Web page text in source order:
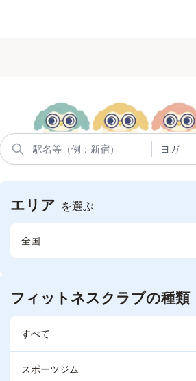
エリア を選ぶ
全国
フィットネスクラブの種類
すべて
スポーツジム